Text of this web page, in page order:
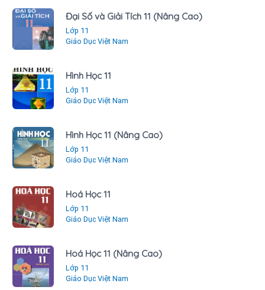
Đại Số và Giải Tích 11 (Nâng Cao)
Lớp 11
Giáo Dục Việt Nam
Hình Học 11
Lớp 11
Giáo Dục Việt Nam
Hình Học 11 (Nâng Cao)
Lớp 11
Giáo Dục Việt Nam
Hoá Học 11
Lớp 11
Giáo Dục Việt Nam
Hoá Học 11 (Nâng Cao)
Lớp 11
Giáo Dục Việt Nam